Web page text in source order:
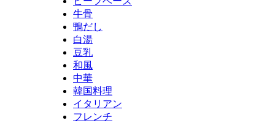
牛骨
鴨だし
白湯
豆乳
和風
中華
韓国料理
イタリアン
フレンチ